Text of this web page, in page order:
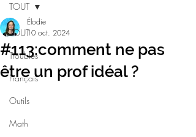
TOUT
Troubles
Français
Outils
Math
TOUT
#113:comment ne pas
être un prof idéal ?
Élodie
10 oct. 2024